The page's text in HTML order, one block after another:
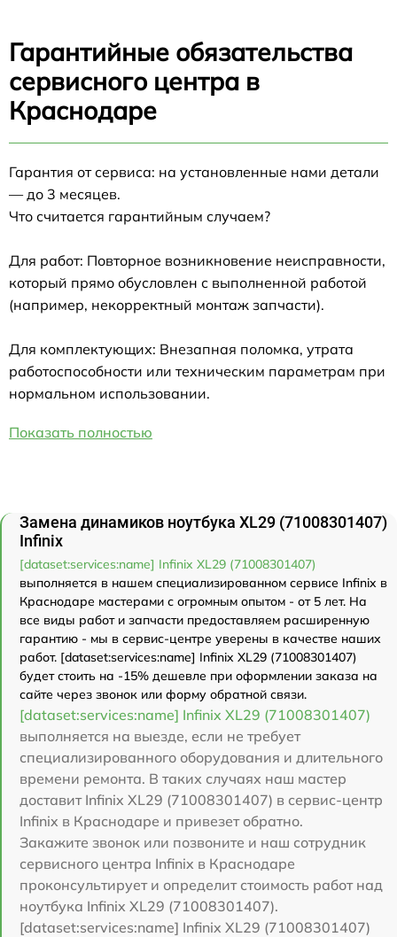
Гарантийные обязательства
сервисного центра в
Краснодаре
Гарантия от сервиса: на установленные нами детали
— до 3 месяцев.
Что считается гарантийным случаем?
Для работ: Повторное возникновение неисправности,
который прямо обусловлен с выполненной работой
(например, некорректный монтаж запчасти).
Для комплектующих: Внезапная поломка, утрата
работоспособности или техническим параметрам при
нормальном использовании.
Показать полностью
Замена динамиков ноутбука XL29 (71008301407)
Infinix
[dataset:services:name] Infinix XL29 (71008301407)
выполняется в нашем специализированном сервисе Infinix в
Краснодаре мастерами с огромным опытом - от 5 лет. На
все виды работ и запчасти предоставляем расширенную
гарантию - мы в сервис-центре уверены в качестве наших
работ. [dataset:services:name] Infinix XL29 (71008301407)
будет стоить на -15% дешевле при оформлении заказа на
сайте через звонок или форму обратной связи.
[dataset:services:name] Infinix XL29 (71008301407)
выполняется на выезде, если не требует
специализированного оборудования и длительного
времени ремонта. В таких случаях наш мастер
доставит Infinix XL29 (71008301407) в сервис-центр
Infinix в Краснодаре и привезет обратно.
Закажите звонок или позвоните и наш сотрудник
сервисного центра Infinix в Краснодаре
проконсультирует и определит стоимость работ над
ноутбука Infinix XL29 (71008301407).
[dataset:services:name] Infinix XL29 (71008301407)